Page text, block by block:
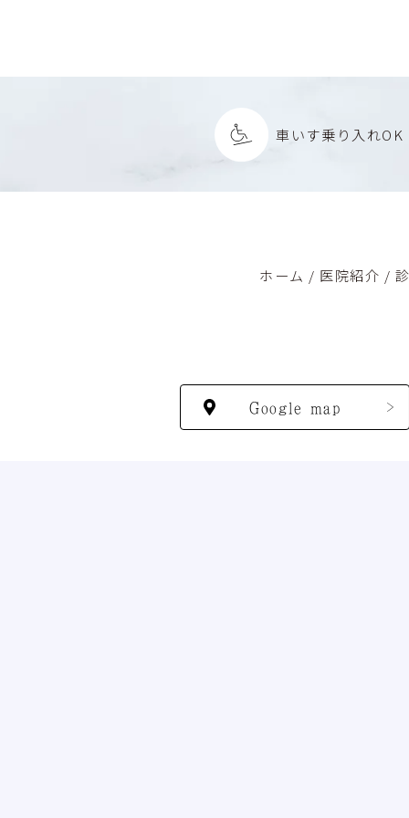
車いす乗り入れOK
ホーム / 医院紹介 /
Google map